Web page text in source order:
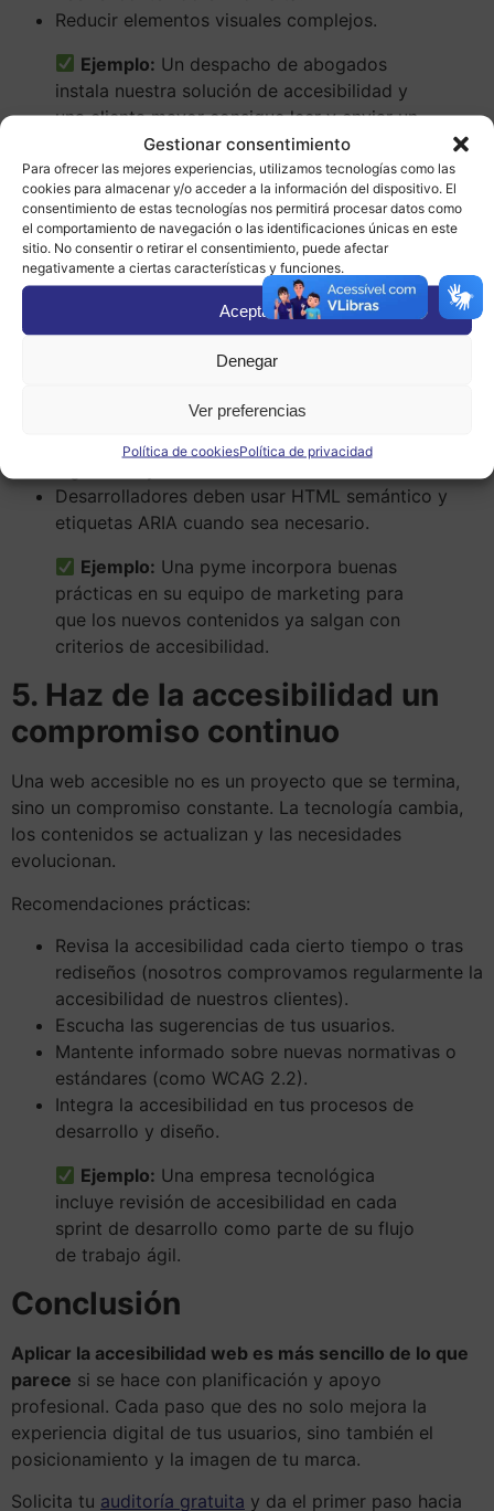
Gestionar consentimiento
Para ofrecer las mejores experiencias, utilizamos tecnologías como las
cookies para almacenar y/o acceder a la información del dispositivo. El
consentimiento de estas tecnologías nos permitirá procesar datos como
el comportamiento de navegación o las identificaciones únicas en este
sitio. No consentir o retirar el consentimiento, puede afectar
negativamente a ciertas características y funciones.
Aceptar
Denegar
Ver preferencias
Política de cookiesPolítica de privacidad
Reducir elementos visuales complejos.
Ejemplo: Un despacho de abogados
instala nuestra solución de accesibilidad y
una clienta mayor consigue leer y enviar un
formulario sin ayuda por primera vez.
4. Forma a tu equipo
La accesibilidad web no es solo responsabilidad del
programador. También importa cómo se redactan los
textos, cómo se diseña, y cómo se estructura la
Formar a tu equipogarantiza que el
Diseñadores deben tener en cuenta contraste,
Desarrolladores deben usar HTML semántico y
etiquetas ARIA cuando sea necesario.
Ejemplo: Una pyme incorpora buenas
prácticas en su equipo de marketing para
que los nuevos contenidos ya salgan con
criterios de accesibilidad.
5. Haz de la accesibilidad un
compromiso continuo
Una web accesible no es un proyecto que se termina,
sino un compromiso constante. La tecnología cambia,
los contenidos se actualizan y las necesidades
evolucionan.
Recomendaciones prácticas:
Revisa la accesibilidad cada cierto tiempo o tras
rediseños (nosotros comprovamos regularmente la
accesibilidad de nuestros clientes).
Escucha las sugerencias de tus usuarios.
Mantente informado sobre nuevas normativas o
estándares (como WCAG 2.2).
Integra la accesibilidad en tus procesos de
desarrollo y diseño.
Ejemplo: Una empresa tecnológica
incluye revisión de accesibilidad en cada
sprint de desarrollo como parte de su flujo
de trabajo ágil.
Conclusión
Aplicar la accesibilidad web es más sencillo de lo que
parece si se hace con planificación y apoyo
profesional. Cada paso que des no solo mejora la
experiencia digital de tus usuarios, sino también el
posicionamiento y la imagen de tu marca.
Solicita tu auditoría gratuita y da el primer paso hacia